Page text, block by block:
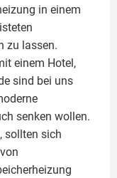
in einem
zu lassen.
einem Hotel,
sind bei uns
senken wollen.
sollten sich